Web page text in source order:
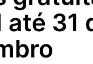
Energia
O setor de
energia elétrica
até 31